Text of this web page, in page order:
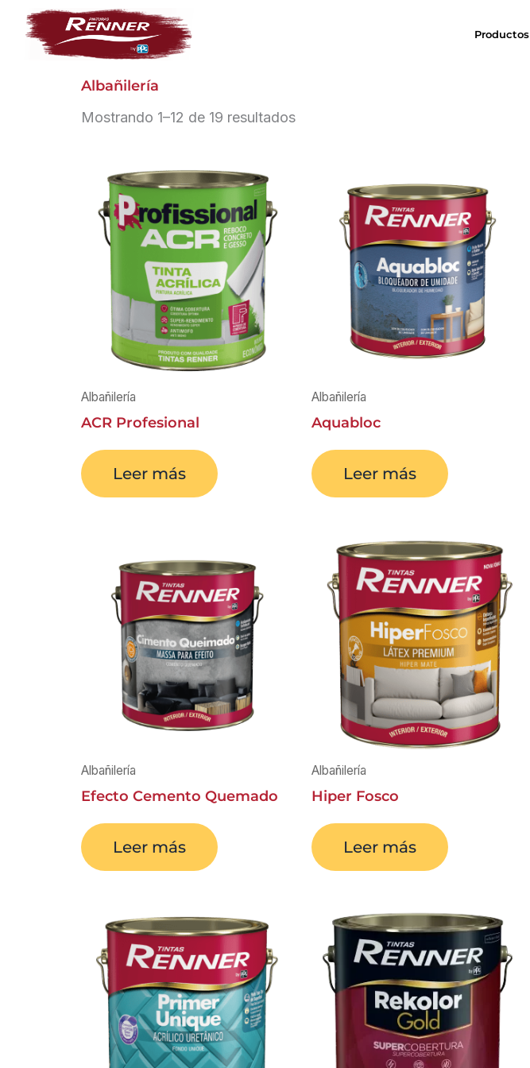
contenido
Productos
Albañilería
Mostrando 1–12 de 19 resultados
Albañilería
ACR Profesional
Leer más
Albañilería
Aquabloc
Leer más
Albañilería
Efecto Cemento Quemado
Leer más
Albañilería
Hiper Fosco
Leer más